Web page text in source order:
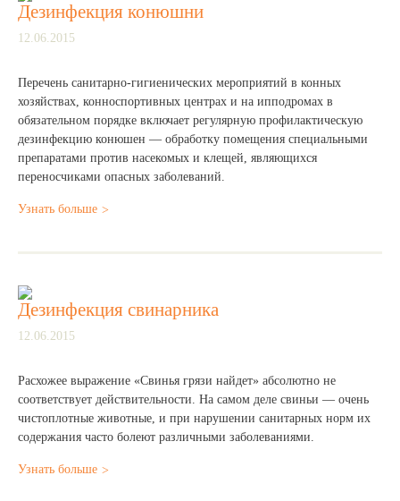
Дезинфекция конюшни
12.06.2015
Перечень санитарно-гигиенических мероприятий в конных
хозяйствах, конноспортивных центрах и на ипподромах в
обязательном порядке включает регулярную профилактическую
дезинфекцию конюшен — обработку помещения специальными
препаратами против насекомых и клещей, являющихся
переносчиками опасных заболеваний.
Узнать больше
Дезинфекция свинарника
12.06.2015
Расхожее выражение «Свинья грязи найдет» абсолютно не
соответствует действительности. На самом деле свиньи — очень
чистоплотные животные, и при нарушении санитарных норм их
содержания часто болеют различными заболеваниями.
Узнать больше